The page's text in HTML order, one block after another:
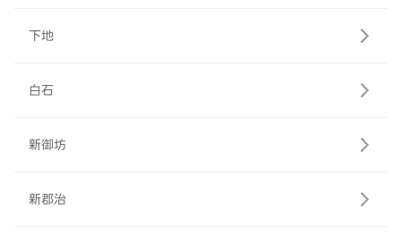
下地
白石
新御坊
新郡治